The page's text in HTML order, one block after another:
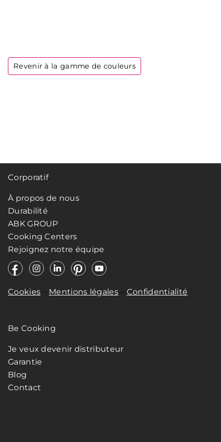
Revenir à la gamme de couleurs
Corporatif
À propos de nous
Durabilité
ABK GROUP
Cooking Centers
Rejoignez notre équipe
Cookies – Mentions légales– Confidentialité
Be Cooking
Je veux devenir distributeur
Garantie
Blog
Contact